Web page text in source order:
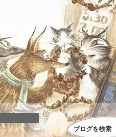
ブログを検索